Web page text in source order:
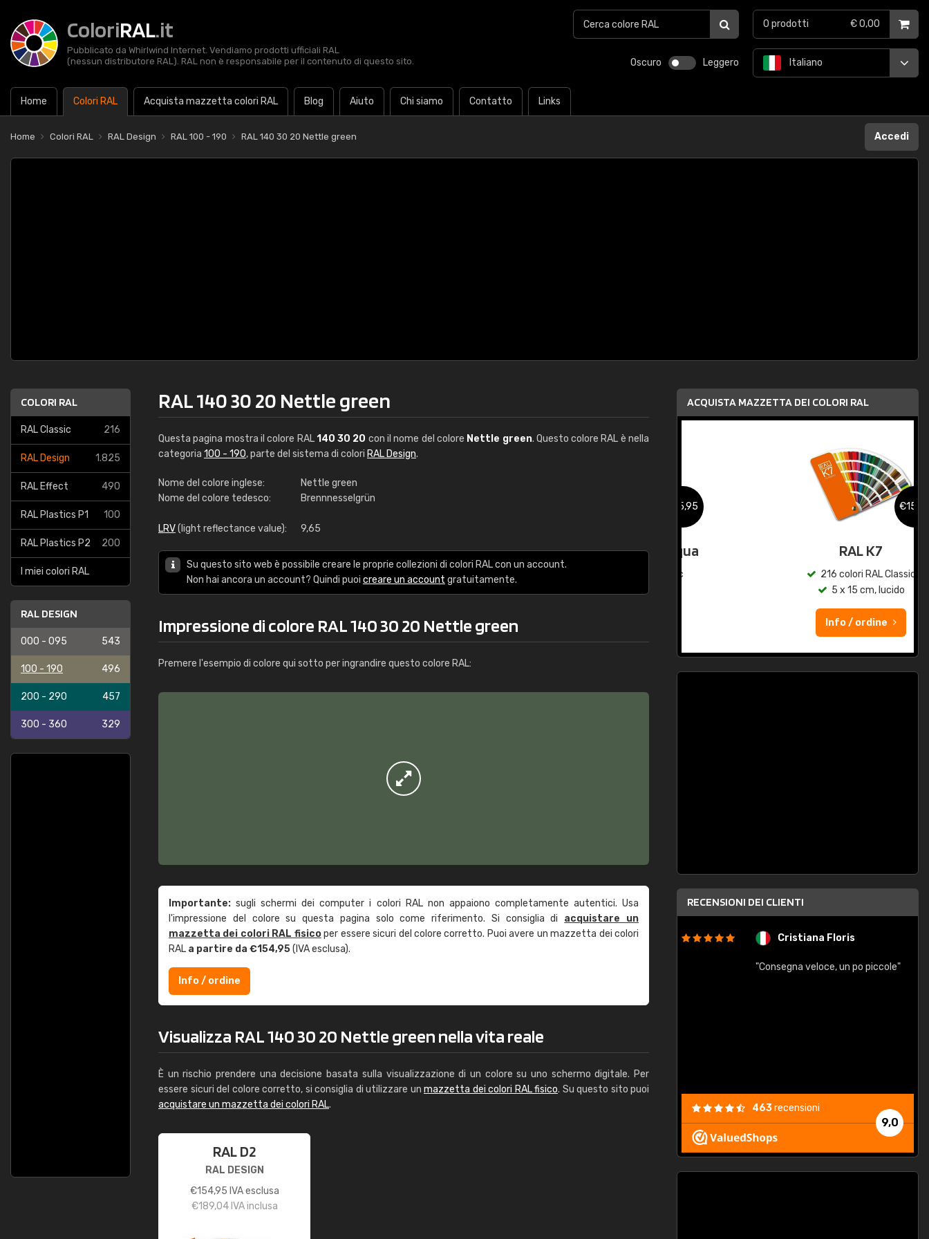
ColoriRAL.it
Pubblicato da Whirlwind Internet. Vendiamo prodotti ufficiali RAL
(nessun distributore RAL). RAL non è responsabile per il contenuto di questo sito.
Oscuro Leggero
Home Colori RAL Acquista mazzetta colori RAL Blog Aiuto Chi siamo Contatto Links
Italiano
0 prodotti € 0,00
Home Colori RAL RAL Design RAL 100 - 190 RAL 140 30 20 Nettle green Accedi
COLORI RAL
RAL Classic 216
RAL Design 1.825
RAL Effect 490
RAL Plastics P1 100
RAL Plastics P2 200
I miei colori RAL
RAL DESIGN
000 - 095 543
100 - 190 496
200 - 290 457
300 - 360 329
RAL 140 30 20 Nettle green
Questa pagina mostra il colore RAL140 30 20 con il nome del colore Nettle green. Questo colore RAL è nella
categoria 100 - 190, parte del sistema di colori RAL Design.
Nome del colore inglese:
Nettle green
Nome del colore tedesco:
Brennnesselgrün
LRV(light reflectance value): 9,65
Su questo sito web è possibile creare le proprie collezioni di colori RAL con un account.
Non hai ancora un account? Quindi puoi creare un account gratuitamente.
Impressione di colore RAL 140 30 20 Nettle green
Premere l'esempio di colore qui sotto per ingrandire questo colore RAL:
Importante: sugli schermi dei computer i colori RAL non appaiono completamente autentici. Usa
l'impressione del colore su questa pagina solo come riferimento. Si consiglia di acquistare un
mazzetta dei colori RAL fisicoper essere sicuri del colore corretto. Puoi avere un mazzetta dei colori
RAL a partire da €154,95(IVA esclusa).
Info / ordine
Visualizza RAL 140 30 20 Nettle green nella vita reale
È un rischio prendere una decisione basata sulla visualizzazione di un colore su uno schermo digitale. Per
essere sicuri del colore corretto, si consiglia di utilizzare un mazzetta dei colori RAL fisico. Su questo sito puoi
acquistare un mazzetta dei colori RAL.
RAL D2
RAL DESIGN
€154,95 IVA esclusa
€189,04IVA inclusa
ACQUISTA MAZZETTA DEI COLORI RAL
RAL K7 a base d'acqua
€15,95
216 colori RAL Classic
5 x 15 cm, lucido
RECENSIONI DEI CLIENTI
Caterina Maifredi Cristiana Floris
"Consegna veloce, un po piccole"
9,0
463recensioni